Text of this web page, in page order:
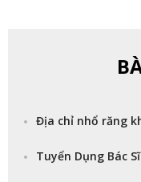
Địa chỉ nhổ răng
Tuyển Dụng Bác